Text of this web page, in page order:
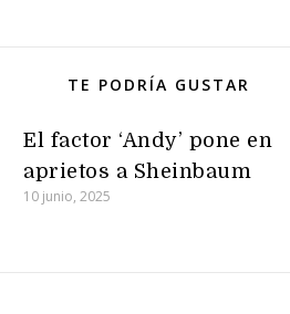
TE PODRÍA GUSTAR
El factor ‘Andy’ pone en
aprietos a Sheinbaum
10 junio, 2025